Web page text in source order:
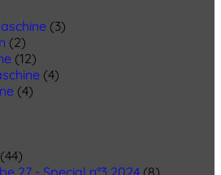
(3)
(2)
(12)
(4)
(4)
(44)
27 - Special n°3 2024 (8)